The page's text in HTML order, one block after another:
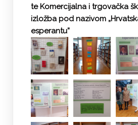
te Komercijalna i trgovačka
izložba pod nazivom
esperantu”